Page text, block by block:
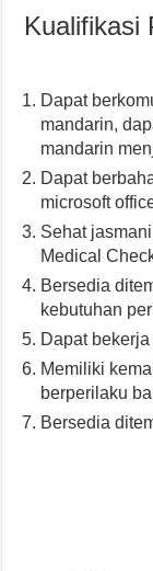
Kualifikasi
Dapat
mandarin,
mandarin
Dapat
microsoft
Sehat
Medical
Bersedia
kebutuhan
Dapat
Memiliki
berperilaku
Bersedia